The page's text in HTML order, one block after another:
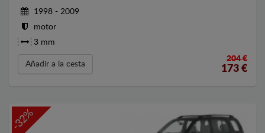
1998 - 2009
motor
3 mm
Añadir a la cesta
204 €
173 €
-32%